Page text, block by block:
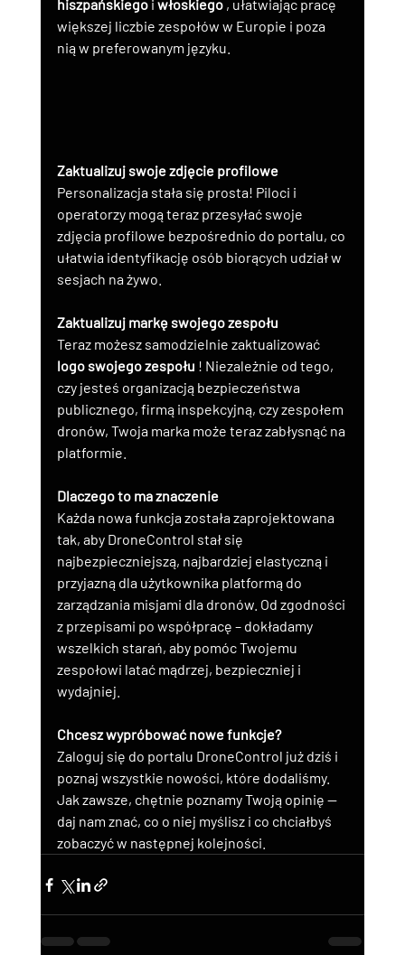
hiszpańskiego i włoskiego , ułatwiając pracę
większej liczbie zespołów w Europie i poza
nią w preferowanym języku.
Zaktualizuj swoje zdjęcie profilowe
Personalizacja stała się prosta! Piloci i
operatorzy mogą teraz przesyłać swoje
zdjęcia profilowe bezpośrednio do portalu, co
ułatwia identyfikację osób biorących udział w
sesjach na żywo.
Zaktualizuj markę swojego zespołu
Teraz możesz samodzielnie zaktualizować
logo swojego zespołu ! Niezależnie od tego,
czy jesteś organizacją bezpieczeństwa
publicznego, firmą inspekcyjną, czy zespołem
dronów, Twoja marka może teraz zabłysnąć na
platformie.
Dlaczego to ma znaczenie
Każda nowa funkcja została zaprojektowana
tak, aby DroneControl stał się
najbezpieczniejszą, najbardziej elastyczną i
przyjazną dla użytkownika platformą do
zarządzania misjami dla dronów. Od zgodności
z przepisami po współpracę – dokładamy
wszelkich starań, aby pomóc Twojemu
zespołowi latać mądrzej, bezpieczniej i
wydajniej.
Chcesz wypróbować nowe funkcje?
Zaloguj się do portalu DroneControl już dziś i
poznaj wszystkie nowości, które dodaliśmy.
Jak zawsze, chętnie poznamy Twoją opinię —
daj nam znać, co o niej myślisz i co chciałbyś
zobaczyć w następnej kolejności.